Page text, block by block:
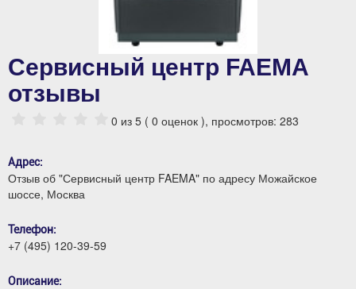
Сервисный центр FAEMA
отзывы
0 из 5 ( 0 оценок ), просмотров: 283
Адрес:
Отзыв об "Сервисный центр FAEMA" по адресу Можайское
шоссе, Москва
Телефон:
+7 (495) 120-39-59
Описание: